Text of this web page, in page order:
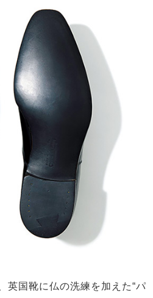
英国靴に仏の洗練を加えた“パ